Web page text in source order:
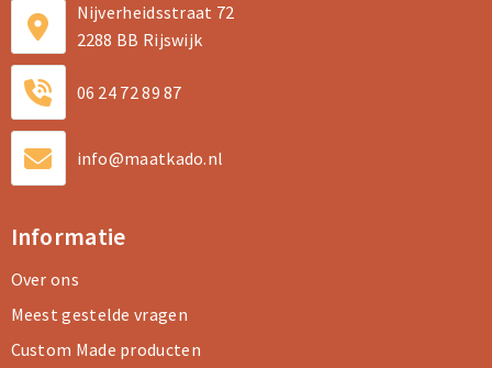
Nijverheidsstraat 72
2288 BB Rijswijk
06 24 72 89 87
info@maatkado.nl
Informatie
Over ons
Meest gestelde vragen
Custom Made producten